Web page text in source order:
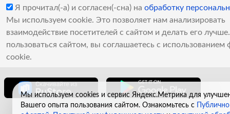
Я прочитал(-а) и согласен(-сна) на обработку
Мы используем cookie. Это позволяет нам анализировать
взаимодействие посетителей с сайтом и делать его
пользоваться сайтом, вы соглашаетесь с использованием
cookie.
Мы используем cookies и сервис Яндекс.Метрика для
Вашего опыта пользования сайтом. Ознакомьтесь с